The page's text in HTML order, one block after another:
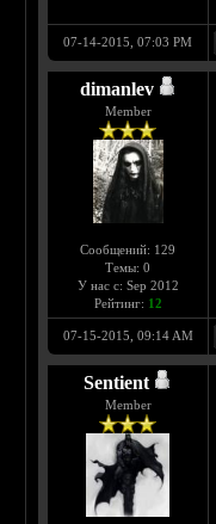
07-14-2015, 07:03 PM
dimanlev
Member
Сообщений: 129
Темы: 0
У нас с: Sep 2012
Рейтинг: 12
07-15-2015, 09:14 AM
Sentient
Member